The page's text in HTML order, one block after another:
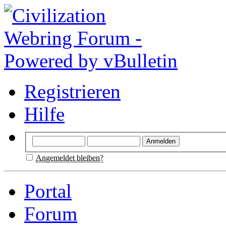
Registrieren
Hilfe
Angemeldet bleiben?
Portal
Forum